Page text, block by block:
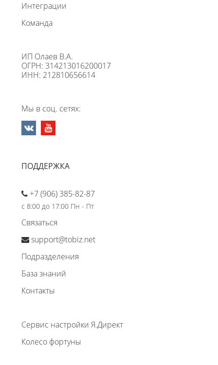
Интеграции
Команда
ИП Олаев В.А.
ОГРН: 314213016200017
ИНН: 212810656614
Мы в соц. сетях:
ПОДДЕРЖКА
+7 (906) 385-82-87
с 8:00 до 17:00 Пн - Пт
Связаться
support@tobiz.net
Подразделения
База знаний
Контакты
Сервис настройки Я.Директ
Колесо фортуны